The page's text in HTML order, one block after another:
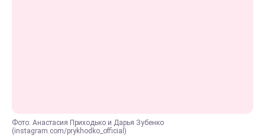
Фото: Анастасия Приходько и Дарья Зубенко
(instagram.com/prykhodko_official)